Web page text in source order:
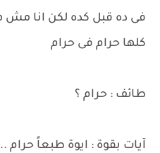
فى ده قبل كده لكن انا مش
كلها حرام فى حرام
طائف : حرام ؟
آيات بقوة : ايوة طبعاً